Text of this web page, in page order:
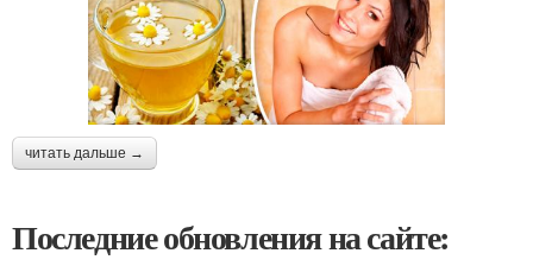
читать дальше →
Последние обновления на сайте: